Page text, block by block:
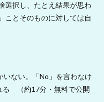
選択し、たとえ結果が思わ
ことそのものに対しては自
ない。「No」を言わなけ
る （約17分・無料で公開